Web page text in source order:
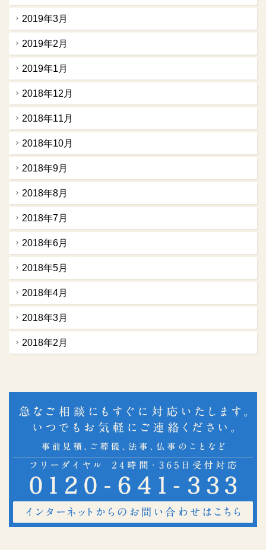
2019年3月
2019年2月
2019年1月
2018年12月
2018年11月
2018年10月
2018年9月
2018年8月
2018年7月
2018年6月
2018年5月
2018年4月
2018年3月
2018年2月